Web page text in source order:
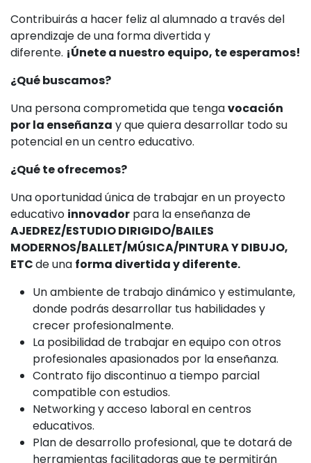
Contribuirás a hacer feliz al alumnado a través del
aprendizaje de una forma divertida y
diferente. ¡Únete a nuestro equipo, te esperamos!
¿Qué buscamos?
Una persona comprometida que tengavocación
por la enseñanza y que quiera desarrollar todo su
potencial en un centro educativo.
¿Qué te ofrecemos?
Una oportunidad única de trabajar en un proyecto
educativo innovador para la enseñanza de
AJEDREZ/ESTUDIO DIRIGIDO/BAILES
MODERNOS/BALLET/MÚSICA/PINTURA Y DIBUJO,
ETCde una forma divertida y diferente.
Un ambiente de trabajo dinámico y estimulante,
donde podrás desarrollar tus habilidades y
crecer profesionalmente.
La posibilidad de trabajar en equipo con otros
profesionales apasionados por la enseñanza.
Contrato fijo discontinuo a tiempo parcial
compatible con estudios.
Networking y acceso laboral en centros
educativos.
Plan de desarrollo profesional, que te dotará de
herramientas facilitadoras que te permitirán